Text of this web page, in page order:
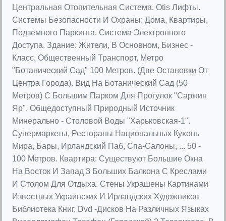
Центральная Отопительная Система. Otis Лифты.
Системы Безопасности И Охраны: Дома, Квартиры,
Подземного Паркинга. Система Электронного
Доступа. Здание: Жители, В Основном, Бизнес -
Класс. Общественный Транспорт, Метро
"Ботанический Сад" 100 Метров. (Две Остановки От
Центра Города). Вид На Ботанический Сад (50
Метров) С Большим Парком Для Прогулок "Саржин
Яр". Общедоступный Природный Источник
Минерально - Столовой Воды "Харьковская-1".
Супермаркеты, Рестораны Национальных Кухонь
Мира, Бары, Ирландский Паб, Спа-Салоны, ... 50 -
100 Метров. Квартира: Существуют Большие Окна
На Восток И Запад 3 Больших Балкона С Креслами
И Столом Для Отдыха. Стены Украшены Картинами
Известных Украинских И Ирландских Художников
Библиотека Книг, Dvd -Дисков На Различных Языках